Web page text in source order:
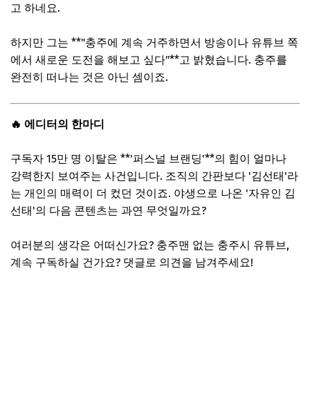
고 하네요.
하지만 그는 **"충주에 계속 거주하면서 방송이나 유튜브 쪽
에서 새로운 도전을 해보고 싶다"**고 밝혔습니다. 충주를
완전히 떠나는 것은 아닌 셈이죠.
🔥 에디터의 한마디
구독자 15만 명 이탈은 **'퍼스널 브랜딩'**의 힘이 얼마나
강력한지 보여주는 사건입니다. 조직의 간판보다 '김선태'라
는 개인의 매력이 더 컸던 것이죠. 야생으로 나온 '자유인 김
선태'의 다음 콘텐츠는 과연 무엇일까요?
여러분의 생각은 어떠신가요? 충주맨 없는 충주시 유튜브,
계속 구독하실 건가요? 댓글로 의견을 남겨주세요!